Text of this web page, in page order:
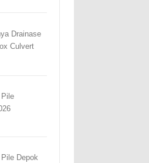
Drainase
Culvert
Pile
Depok